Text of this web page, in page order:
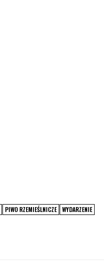
PIWO RZEMIEŚLNICZE WYDARZENIE